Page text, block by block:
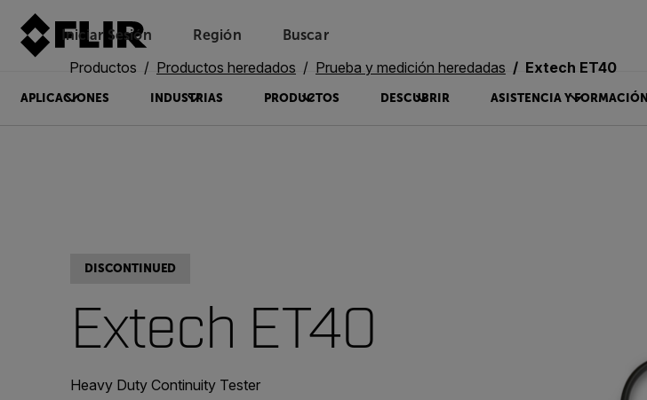
Iniciar Sesión Región Buscar
APLICACIONES INDUSTRIAS PRODUCTOS DESCUBRIR ASISTENCIA Y FORMACIÓN
Productos Productos heredados Prueba y medición heredadas Extech ET40
DISCONTINUED
Extech ET40
Heavy Duty Continuity Tester